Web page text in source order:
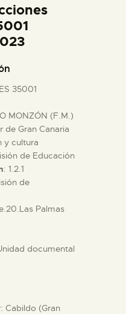
35001
MONZÓN (F.M.)
de Gran Canaria
y cultura
de Educación
: 1.2.1
de
Palmas
documental
: Cabildo (Gran